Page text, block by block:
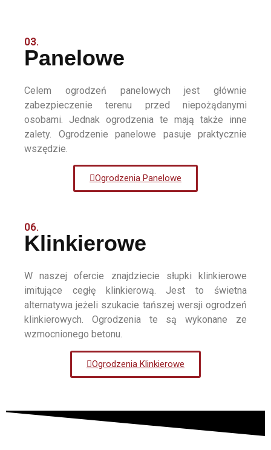
03.
Panelowe
Celem ogrodzeń panelowych jest głównie
zabezpieczenie terenu przed niepożądanymi
osobami. Jednak ogrodzenia te mają także inne
zalety. Ogrodzenie panelowe pasuje praktycznie
wszędzie.
Ogrodzenia Panelowe
06.
Klinkierowe
W naszej ofercie znajdziecie słupki klinkierowe
imitujące cegłę klinkierową. Jest to świetna
alternatywa jeżeli szukacie tańszej wersji ogrodzeń
klinkierowych. Ogrodzenia te są wykonane ze
wzmocnionego betonu.
Ogrodzenia Klinkierowe